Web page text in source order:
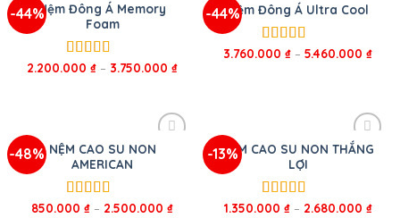
-44%Nệm Đông Á Memory
Foam
Được xếp
2.200.000 ₫ – 3.750.000 ₫
-44%Nệm Đông Á Ultra Cool
Được xếp
3.760.000 ₫ – 5.460.000 ₫
-48% NỆM CAO SU NON
AMERICAN
Được xếp
850.000 ₫ – 2.500.000 ₫
-13%NỆM CAO SU NON THẮNG
LỢI
Được xếp
1.350.000 ₫– 2.680.000 ₫